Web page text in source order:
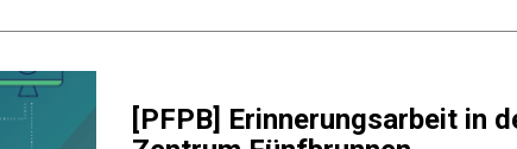
[PFPB] Erinnerungsarbeit in